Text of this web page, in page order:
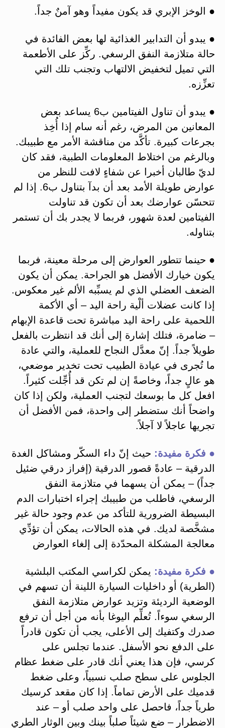
● الوخز الإبري قد يكون مفيداً وهو آمنٌ جداً.
● يبدو أن التدابير الغذائية لها بعض الفائدة في
حالة متلازمة النفق الرسغي. ركِّز على الأطعمة
التي تميل لتخفيض الالتهاب وتجنب تلك التي
تعزِّزه.
● يبدو أن تناول الفيتامين ب6 يساعد بعض
المعانين من المرض، رغم أنه سام إذا أُخِذ
بجرعات كبيرة. تأكَّد من مناقشة الأمر مع طبيبك.
وبالرغم من اختلاط المعلومات الطبية، فقد كان
لديّ طالبان أخبرا عن شفاءٍ لافت للنظر من
عوارض طويلة الأمد بعد أن بدآ بتناول ب6. إذا لم
تتحسّن عوارضك بعد أن تكون قد تناولت
الفيتامين لعدة شهور، فربما لا يجدر بك أن تستمر
بتناوله.
● حينما تتطور العوارض إلى مرحلة معينة، فربما
يكون خيارك الأفضل هو الجراحة. يمكن أن يكون
الضعف العضلي الذي لم يسبِّبه الألم غير معكوس.
إذا كانت عضلات ألْية راحة اليد – أي الأكمة
اللحمية على راحة اليد مباشرة تحت قاعدة الإبهام
– ضامرة، فتلك إشارة إلى أنك قد انتظرت بالفعل
طويلاً جداً. إنّ معدَّل النجاح للعملية، والتي عادة
ما تُجرى في عيادة الطبيب تحت تخدير موضعي،
هو عالٍ جداً، وخاصةً إن لم تكن قد أُجِّلت كثيراً.
افعل كل ما بوسعك لتجنب العملية، ولكن إذا كان
واضحاً أنك ستضطر إلى واحدة، فمن الأفضل أن
تجريها عاجلاً لا آجلاً.
● فكرة مفيدة: حيث إنّ داء السكّر ومشاكل الغدة
الدرقية – عادةً قصور الدرقية (إفراز درقي ضئيل
جداً) – يمكن أن يسهما في متلازمة النفق
الرسغي، فاطلب من طبيبك إجراء اختبارات الدم
البسيطة الضرورية للتأكد من عدم وجود حالة غير
مشخَّصة لديك. في هذه الحالات، يمكن أن تؤدِّي
معالجة المشكلة المحدّدة إلى إلغاء العوارض
● فكرة مفيدة: يمكن لكراسي المكتب البلشية
(الطرية) أو داخليات السيارة اللينة أن تسهم في
الوضعية الرديئة وتزيد عوارض متلازمة النفق
الرسغي سوءاً. تُعلِّم اليوغا بأنه من أجل أن ترفع
صدرك وكتفيك إلى الأعلى، يجب أن تكون قادراً
على الدفع نحو الأسفل. عندما تجلس على
كرسي، فإن هذا يعني أنك قادر على ضغط عظام
الجلوس على سطح صلب نسبياً، وعلى ضغط
قدميك على الأرض تماماً. إذا كان مقعد كرسيك
طرياً جداً، فاحصل على واحد صلب أو – عند
الاضطرار – ضع شيئاً صلباً بينك وبين الوِثار الطري